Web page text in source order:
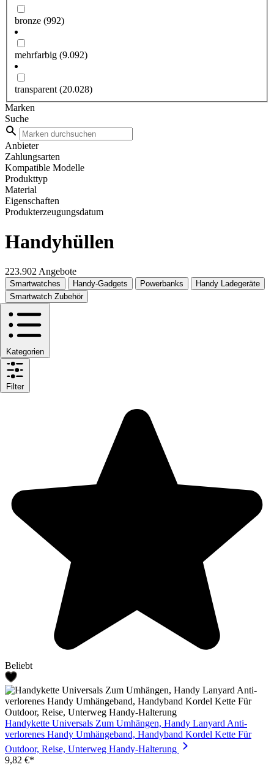
bronze (992)
mehrfarbig (9.092)
transparent (20.028)
Marken
Suche
Anbieter
Zahlungsarten
Kompatible Modelle
Produkttyp
Material
Eigenschaften
Produkterzeugungsdatum
Handyhüllen
223.902 Angebote
Smartwatches Handy-Gadgets Powerbanks
Handy Ladegeräte
Smartwatch Zubehör
Kategorien
Filter
Beliebt
Handykette Universals Zum Umhängen, Handy Lanyard Anti-
verlorenes Handy Umhängeband, Handyband Kordel Kette Für
Outdoor, Reise, Unterweg Handy-Halterung
9,82 €*